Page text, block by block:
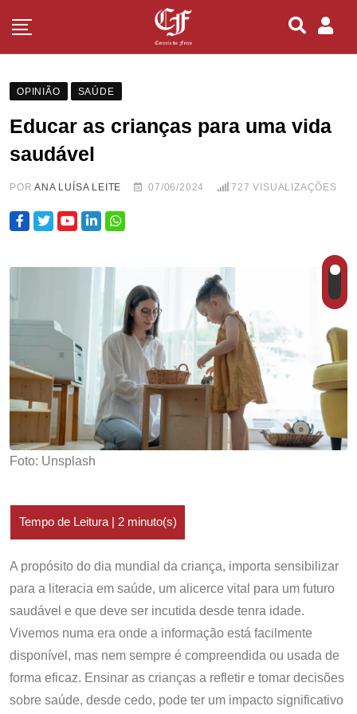
OPINIÃO SAÚDE
Educar as crianças para uma vida
saudável
PORANA LUÍSA LEITE 07/06/2024 727 VISUALIZAÇÕES
Foto: Unsplash
A propósito do dia mundial da criança, importa sensibilizar
para a literacia em saúde, um alicerce vital para um futuro
saudável e que deve ser incutida desde tenra idade.
Vivemos numa era onde a informação está facilmente
disponível, mas nem sempre é compreendida ou usada de
forma eficaz. Ensinar as crianças a refletir e tomar decisões
sobre saúde, desde cedo, pode ter um impacto significativo